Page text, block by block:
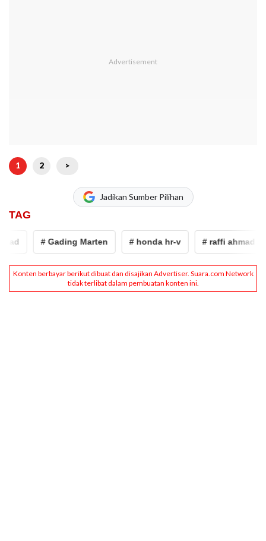
1 2 >
Jadikan Sumber Pilihan
TAG
# Gading Marten # honda hr-v # raffi ahmad